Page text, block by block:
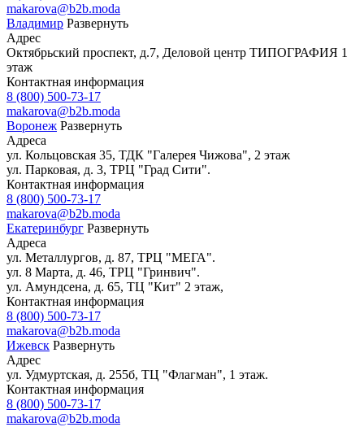
makarova@b2b.moda
Владимир Развернуть
Адрес
Октябрьский проспект, д.7, Деловой центр ТИПОГРАФИЯ 1
этаж
Контактная информация
8 (800) 500-73-17
makarova@b2b.moda
Воронеж Развернуть
Адреса
ул. Кольцовская 35, ТДК "Галерея Чижова", 2 этаж
ул. Парковая, д. 3, ТРЦ "Град Сити".
Контактная информация
8 (800) 500-73-17
makarova@b2b.moda
Екатеринбург Развернуть
Адреса
ул. Металлургов, д. 87, ТРЦ "МЕГА".
ул. 8 Марта, д. 46, ТРЦ "Гринвич".
ул. Амундсена, д. 65, ТЦ "Кит" 2 этаж,
Контактная информация
8 (800) 500-73-17
makarova@b2b.moda
Ижевск Развернуть
Адрес
ул. Удмуртская, д. 255б, ТЦ "Флагман", 1 этаж.
Контактная информация
8 (800) 500-73-17
makarova@b2b.moda